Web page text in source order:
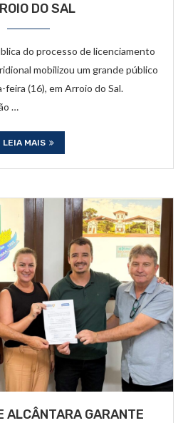
DO SAL
do processo de licenciamento
mobilizou um grande público
(16), em Arroio do Sal.
…
LEIA MAIS
ALCÂNTARA GARANTE